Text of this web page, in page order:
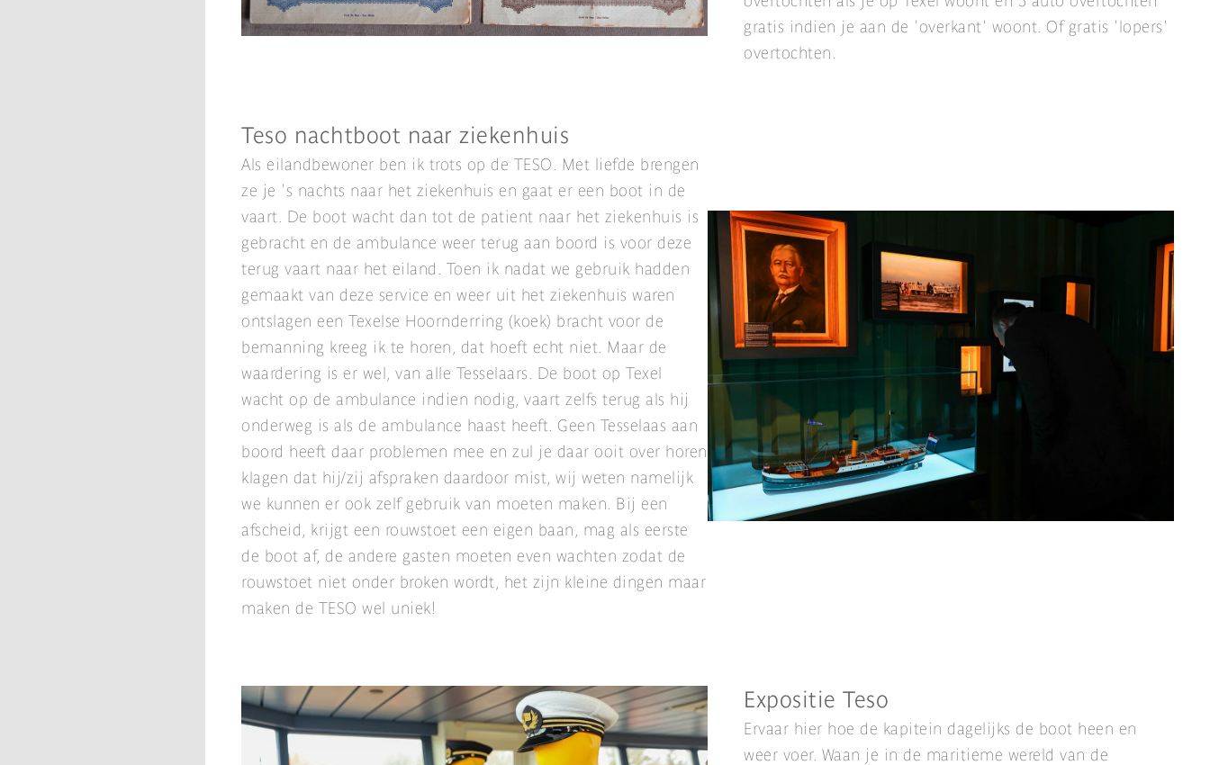
gratis indien je aan de 'overkant' woont. Of gratis 'lopers'
overtochten.
Teso nachtboot naar ziekenhuis
Als eilandbewoner ben ik trots op de TESO. Met liefde brengen
ze je 's nachts naar het ziekenhuis en gaat er een boot in de
vaart. De boot wacht dan tot de patient naar het ziekenhuis is
gebracht en de ambulance weer terug aan boord is voor deze
terug vaart naar het eiland. Toen ik nadat we gebruik hadden
gemaakt van deze service en weer uit het ziekenhuis waren
ontslagen een Texelse Hoornderring (koek) bracht voor de
bemanning kreeg ik te horen, dat hoeft echt niet. Maar de
waardering is er wel, van alle Tesselaars. De boot op Texel
wacht op de ambulance indien nodig, vaart zelfs terug als hij
onderweg is als de ambulance haast heeft. Geen Tesselaas aan
boord heeft daar problemen mee en zul je daar ooit over horen
klagen dat hij/zij afspraken daardoor mist, wij weten namelijk
we kunnen er ook zelf gebruik van moeten maken. Bij een
afscheid, krijgt een rouwstoet een eigen baan, mag als eerste
de boot af, de andere gasten moeten even wachten zodat de
rouwstoet niet onder broken wordt, het zijn kleine dingen maar
maken de TESO wel uniek!
Expositie Teso
Ervaar hier hoe de kapitein dagelijks de boot heen en
weer voer. Waan je in de maritieme wereld van de